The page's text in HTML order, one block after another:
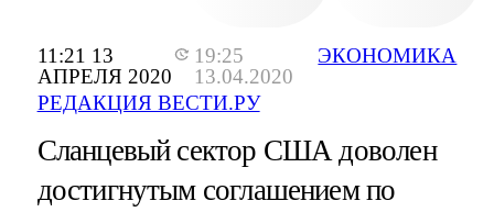
11:21 13
АПРЕЛЯ 2020
19:25
13.04.2020
РЕДАКЦИЯ ВЕСТИ.РУ
ЭКОНОМИКА
Сланцевый сектор США доволен
достигнутым соглашением по